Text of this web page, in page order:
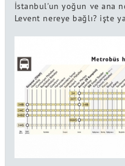
İstanbul'un yoğun ve ana
Levent nereye bağlı? işte